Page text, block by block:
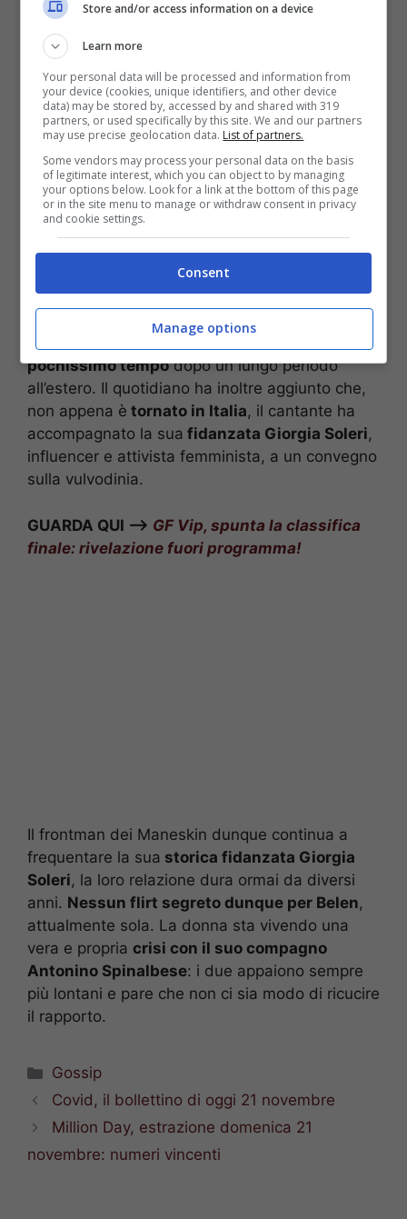
Damiano David, cantante dei Maneskin (via social)
In merito alla voce circolata ultimamente
secondo la qualeDamiano David e Belen
Rodriguez si starebbero frequentando in
segretotutto è stato smentito. Secondo le
fonti vicine ai Maneskin, come spiega
Repubblica,hanno smentito i rumours. Un no
categorico avvalorato anche dal fatto che
Damiano ha fatto rientro in Italia da
pochissimo tempodopo un lungo periodo
all’estero. Il quotidiano ha inoltre aggiunto che,
non appena è tornato in Italia, il cantante ha
accompagnato la sua fidanzata Giorgia Soleri,
influencer e attivista femminista, a un convegno
sulla vulvodinia.
GUARDA QUI –> GF Vip, spunta la classifica
finale: rivelazione fuori programma!
Il frontman dei Maneskin dunque continua a
frequentare la sua storica fidanzata Giorgia
Soleri, la loro relazione dura ormai da diversi
anni. Nessun flirt segreto dunque per Belen,
attualmente sola. La donna sta vivendo una
vera e propria crisi con il suo compagno
Antonino Spinalbese: i due appaiono sempre
più lontani e pare che non ci sia modo di ricucire
il rapporto.
Categorie
Gossip
Covid, il bollettino di oggi 21 novembre
Million Day, estrazione domenica 21
novembre: numeri vincenti
Store and/or access information on a device
Learn more
Your personal data will be processed and information from
your device (cookies, unique identifiers, and other device
data) may be stored by, accessed by and shared with 319
partners, or used specifically by this site. We and our partners
may use precise geolocation data. List of partners.
Some vendors may process your personal data on the basis
of legitimate interest, which you can object to by managing
your options below. Look for a link at the bottom of this page
or in the site menu to manage or withdraw consent in privacy
and cookie settings.
Consent
Manage options